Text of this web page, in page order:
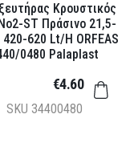
Κρουστικός
ST Πράσινο 21,5-
620 Lt/h ORFEAS
0480 Palaplast
SKU 34400480
€4.60